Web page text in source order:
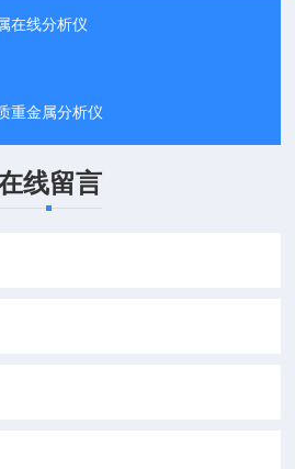
在线分析仪
重金属分析仪
线留言